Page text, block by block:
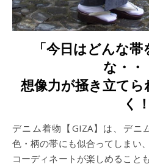
「今日はどんな
な・・
想像力が掻き立てら
く！
デニム着物【GIZA】は、デニ
色・柄の帯にも似合ってしまい
コーディネートが楽しめること